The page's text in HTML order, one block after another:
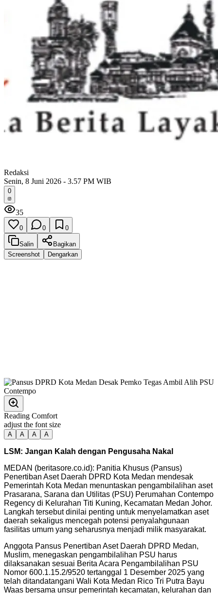
Redaksi
Senin, 8 Juni 2026 - 3.57 PM WIB
0
35
0 0 0
Salin
Bagikan
Screenshot
Dengarkan
Reading Comfort
adjust the font size
A A A A
LSM: Jangan Kalah dengan Pengusaha Nakal
MEDAN (beritasore.co.id): Panitia Khusus (Pansus)
Penertiban Aset Daerah DPRD Kota Medan mendesak
Pemerintah Kota Medan menuntaskan pengambilalihan aset
Prasarana, Sarana dan Utilitas (PSU) Perumahan Contempo
Regency di Kelurahan Titi Kuning, Kecamatan Medan Johor.
Langkah tersebut dinilai penting untuk menyelamatkan aset
daerah sekaligus mencegah potensi penyalahgunaan
fasilitas umum yang seharusnya menjadi milik masyarakat.
Anggota Pansus Penertiban Aset Daerah DPRD Medan,
Muslim, menegaskan pengambilalihan PSU harus
dilaksanakan sesuai Berita Acara Pengambilalihan PSU
Nomor 600.1.15.2/9520 tertanggal 1 Desember 2025 yang
telah ditandatangani Wali Kota Medan Rico Tri Putra Bayu
Waas bersama unsur pemerintah kecamatan, kelurahan dan